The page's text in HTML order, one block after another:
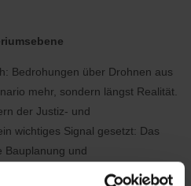
Bedrohungen über Drohnen aus
mehr, sondern längst Realität.
der Justiz- und
wichtiges Signal gesetzt: Das
Bauplanung und